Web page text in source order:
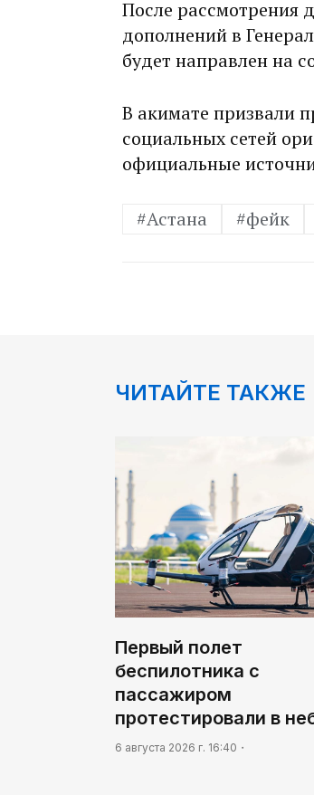
После рассмотрения
дополнений в
будет направлен на
В акимате призвали
социальных сетей
официальные
#Астана #фейк
ЧИТАЙТЕ ТАКЖЕ
Первый полет
беспилотника с
пассажиром
протестировали в
6 августа 2026 г. 16:40